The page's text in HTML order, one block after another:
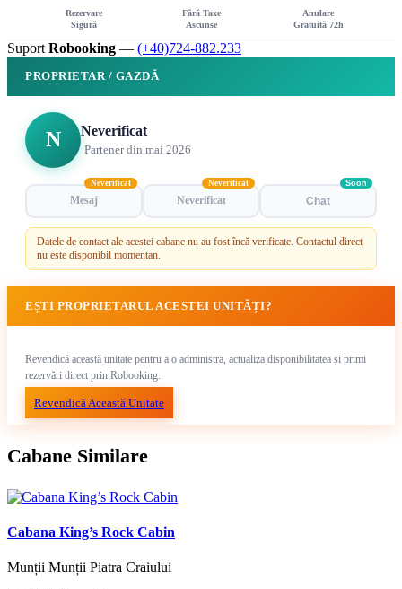
Rezervare
Sigură
Fără Taxe
Ascunse
Anulare
Gratuită 72h
Suport Robooking — (+40)724-882.233
PROPRIETAR / GAZDĂ
N Neverificat
Partener din mai 2026
Mesaj
Neverificat
Neverificat
Neverificat
Chat
Soon
Datele de contact ale acestei cabane nu au fost încă verificate. Contactul direct
nu este disponibil momentan.
EȘTI PROPRIETARUL ACESTEI UNITĂȚI?
Revendică această unitate pentru a o administra, actualiza disponibilitatea și primi
rezervări direct prin Robooking.
Revendică Această Unitate
Cabane Similare
Cabana King’s Rock Cabin
Munții Munții Piatra Craiului